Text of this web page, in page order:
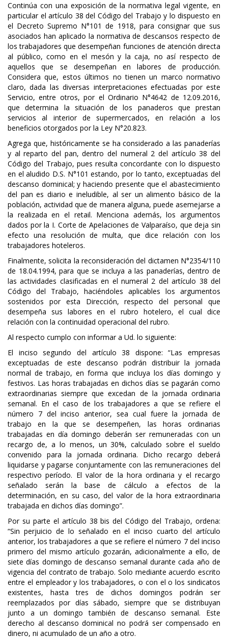
Continúa con una exposición de la normativa legal vigente, en
particular el artículo 38 del Código del Trabajo y lo dispuesto en
el Decreto Supremo N°101 de 1918, para consignar que sus
asociados han aplicado la normativa de descansos respecto de
los trabajadores que desempeñan funciones de atención directa
al público, como en el mesón y la caja, no así respecto de
aquellos que se desempeñan en labores de producción.
Considera que, estos últimos no tienen un marco normativo
claro, dada las diversas interpretaciones efectuadas por este
Servicio, entre otros, por el Ordinario N°4642 de 12.09.2016,
que determina la situación de los panaderos que prestan
servicios al interior de supermercados, en relación a los
beneficios otorgados por la Ley N°20.823.
Agrega que, históricamente se ha considerado a las panaderías
y al reparto del pan, dentro del numeral 2 del artículo 38 del
Código del Trabajo, pues resulta concordante con lo dispuesto
en el aludido D.S. N°101 estando, por lo tanto, exceptuadas del
descanso dominical; y haciendo presente que el abastecimiento
del pan es diario e ineludible, al ser un alimento básico de la
población, actividad que de manera alguna, puede asemejarse a
la realizada en el retail. Menciona además, los argumentos
dados por la I. Corte de Apelaciones de Valparaíso, que deja sin
efecto una resolución de multa, que dice relación con los
trabajadores hoteleros.
Finalmente, solicita la reconsideración del dictamen N°2354/110
de 18.04.1994, para que se incluya a las panaderías, dentro de
las actividades clasificadas en el numeral 2 del artículo 38 del
Código del Trabajo, haciéndoles aplicables los argumentos
sostenidos por esta Dirección, respecto del personal que
desempeña sus labores en el rubro hotelero, el cual dice
relación con la continuidad operacional del rubro.
Al respecto cumplo con informar a Ud. lo siguiente:
El inciso segundo del artículo 38 dispone: “Las empresas
exceptuadas de este descanso podrán distribuir la jornada
normal de trabajo, en forma que incluya los días domingo y
festivos. Las horas trabajadas en dichos días se pagarán como
extraordinarias siempre que excedan de la jornada ordinaria
semanal. En el caso de los trabajadores a que se refiere el
número 7 del inciso anterior, sea cual fuere la jornada de
trabajo en la que se desempeñen, las horas ordinarias
trabajadas en día domingo deberán ser remuneradas con un
recargo de, a lo menos, un 30%, calculado sobre el sueldo
convenido para la jornada ordinaria. Dicho recargo deberá
liquidarse y pagarse conjuntamente con las remuneraciones del
respectivo período. El valor de la hora ordinaria y el recargo
señalado serán la base de cálculo a efectos de la
determinación, en su caso, del valor de la hora extraordinaria
trabajada en dichos días domingo”.
Por su parte el artículo 38 bis del Código del Trabajo, ordena:
“Sin perjuicio de lo señalado en el inciso cuarto del artículo
anterior, los trabajadores a que se refiere el número 7 del inciso
primero del mismo artículo gozarán, adicionalmente a ello, de
siete días domingo de descanso semanal durante cada año de
vigencia del contrato de trabajo. Solo mediante acuerdo escrito
entre el empleador y los trabajadores, o con el o los sindicatos
existentes, hasta tres de dichos domingos podrán ser
reemplazados por días sábado, siempre que se distribuyan
junto a un domingo también de descanso semanal. Este
derecho al descanso dominical no podrá ser compensado en
dinero, ni acumulado de un año a otro.